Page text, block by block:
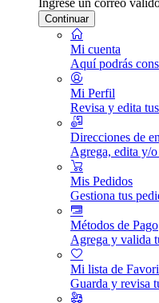
Continuar
Mi cuenta
Aquí podrás
Mi Perfil
Revisa y edita
Direcciones de
Agrega, edita y/
Mis Pedidos
Gestiona tus
Métodos de Pago
Agrega y valida
Mi lista de
Guarda y revisa